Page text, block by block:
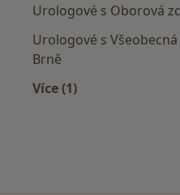
Urologové s Oborová
Urologové s
Brně
Více (1)